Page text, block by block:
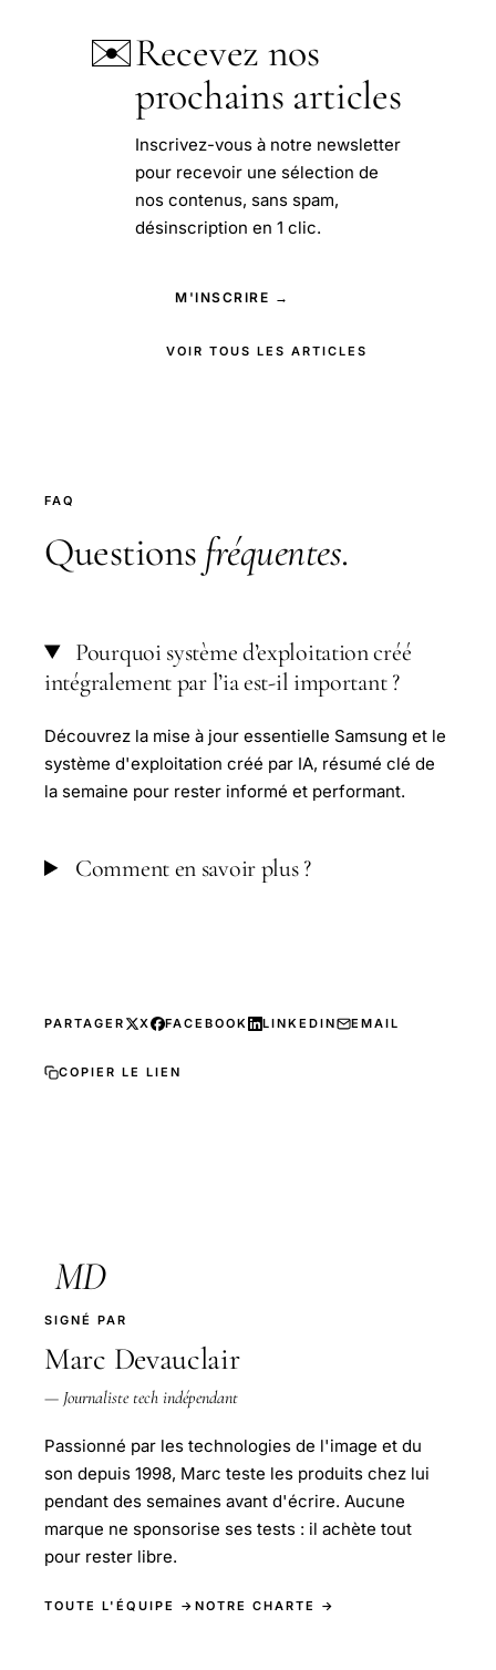
✉️Recevez nos
prochains articles
Inscrivez-vous à notre newsletter
pour recevoir une sélection de
nos contenus, sans spam,
désinscription en 1 clic.
M'INSCRIRE →
VOIR TOUS LES ARTICLES
FAQ
Questions fréquentes.
Pourquoi système d’exploitation créé
intégralement par l’ia est-il important ?
Découvrez la mise à jour essentielle Samsung et le
système d'exploitation créé par IA, résumé clé de
la semaine pour rester informé et performant.
Comment en savoir plus ?
PARTAGER X FACEBOOK LINKEDIN EMAIL
COPIER LE LIEN
MD
SIGNÉ PAR
Marc Devauclair
— Journaliste tech indépendant
Passionné par les technologies de l'image et du
son depuis 1998, Marc teste les produits chez lui
pendant des semaines avant d'écrire. Aucune
marque ne sponsorise ses tests : il achète tout
pour rester libre.
TOUTE L'ÉQUIPE → NOTRE CHARTE →